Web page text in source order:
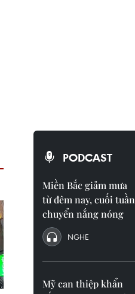
PODCAST
Miền Bắc giảm mưa
từ đêm nay, cuối tuần
chuyển nắng nóng
NGHE
Mỹ can thiệp khẩn